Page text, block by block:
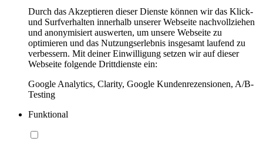
Durch das Akzeptieren dieser Dienste können wir das Klick-
und Surfverhalten innerhalb unserer Webseite nachvollziehen
und anonymisiert auswerten, um unsere Webseite zu
optimieren und das Nutzungserlebnis insgesamt laufend zu
verbessern. Mit deiner Einwilligung setzen wir auf dieser
Webseite folgende Drittdienste ein:
Google Analytics, Clarity, Google Kundenrezensionen, A/B-
Testing
Funktional